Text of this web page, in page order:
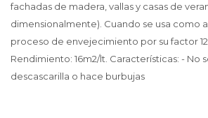
fachadas de madera, vallas y casas de
dimensionalmente). Cuando se usa como
proceso de envejecimiento por su factor
Rendimiento: 16m2/lt. Características: - No
descascarilla o hace burbujas